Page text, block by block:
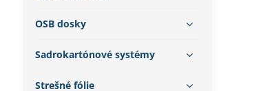
OSB dosky
Sadrokartónové systémy
Strešné fólie